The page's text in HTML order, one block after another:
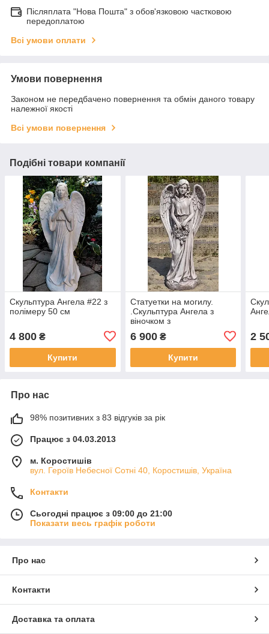
Післяплата "Нова Пошта" з обов'язковою частковою
передоплатою
Всі умови оплати
Умови повернення
Законом не передбачено повернення та обмін даного товару
належної якості
Всі умови повернення
Подібні товари компанії
Скульптура Ангела #22 з
полімеру 50 см
4 800 ₴
Купити
Статуетки на могилу.
.Скульптура Ангела з
віночком з
вібробетону 80 см
6 900₴
Купити
2
Про нас
98% позитивних з 83 відгуків за рік
Працює з 04.03.2013
м. Коростишів
вул. Героїв Небесної Сотні 40, Коростишів, Україна
Контакти
Сьогодні працює з 09:00 до 21:00
Показати весь графік роботи
Про нас
Контакти
Доставка та оплата